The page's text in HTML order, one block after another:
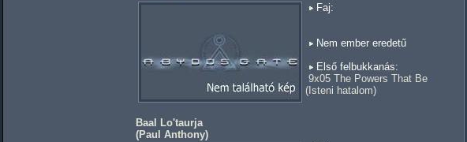
Faj:
Nem ember eredetű
Első felbukkanás:
9x05 The Powers That Be
(Isteni hatalom)
Baal Lo'taurja
(Paul Anthony)